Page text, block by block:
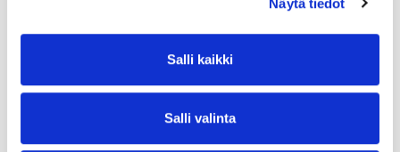
Salli kaikki
Salli valinta